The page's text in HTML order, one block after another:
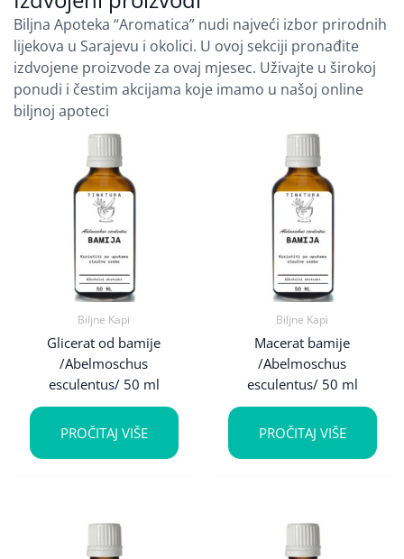
Biljna Apoteka “Aromatica” nudi najveći izbor prirodnih
lijekova u Sarajevu i okolici. U ovoj sekciji pronađite
izdvojene proizvode za ovaj mjesec. Uživajte u širokoj
ponudi i čestim akcijama koje imamo u našoj online
biljnoj apoteci
Biljne Kapi
Glicerat od bamije
/Abelmoschus
esculentus/ 50 ml
PROČITAJ VIŠE
Biljne Kapi
Macerat bamije
/Abelmoschus
esculentus/ 50 ml
PROČITAJ VIŠE